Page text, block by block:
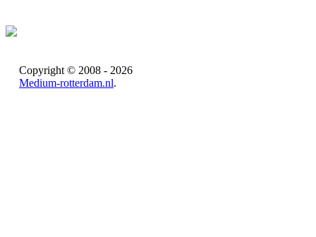
Copyright © 2008 - 2026
Medium-rotterdam.nl.